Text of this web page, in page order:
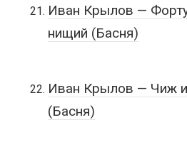
Иван Крылов —
нищий (Басня)
Иван Крылов — Чиж и
(Басня)